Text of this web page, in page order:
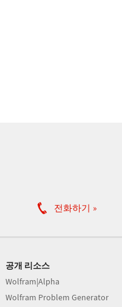
전화하기
공개 리소스
Wolfram|Alpha
Wolfram Problem Generator